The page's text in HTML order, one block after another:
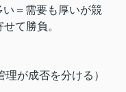
＝需要も厚いが競
て勝負。
理が成否を分ける）